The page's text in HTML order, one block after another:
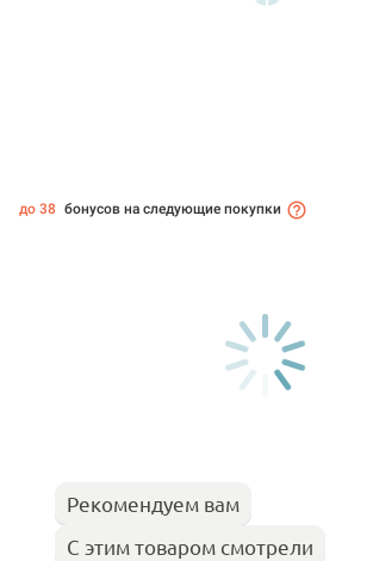
до 38 бонусов на следующие покупки
Рекомендуем вам
С этим товаром смотрели